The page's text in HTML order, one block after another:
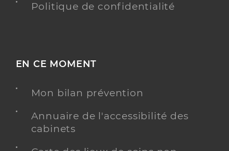
Politique de confidentialité
EN CE MOMENT
Mon bilan prévention
Annuaire de l'accessibilité des
cabinets